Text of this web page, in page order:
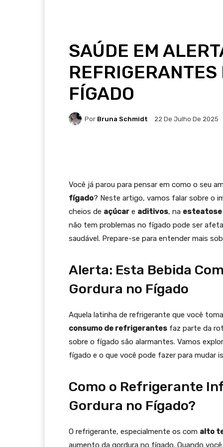
SAÚDE EM
FÍGADO
Por Bruna Schmidt 22 De Julho De 2025
Você já parou para pensar em como o seu
fígado? Neste artigo, vamos falar sobre o
cheios de açúcar e aditivos, na
não tem problemas no fígado pode ser
saudável. Prepare-se para entender mais
Alerta: Esta Bebida
Gordura no Fígado
Aquela latinha de refrigerante que você
consumo de refrigerantes faz parte da
sobre o fígado são alarmantes. Vamos
fígado e o que você pode fazer para mudar
Como o Refrigerante
Gordura no Fígado?
O refrigerante, especialmente os com alto
aumento da gordura no fígado. Quando